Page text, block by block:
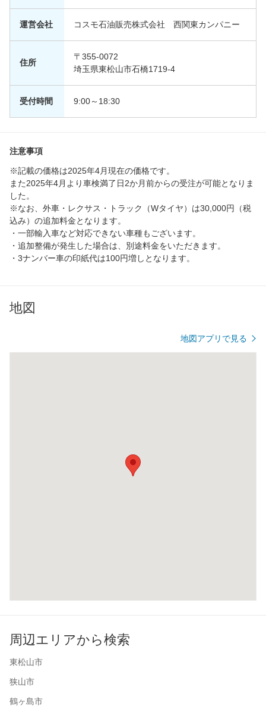
運営会社 コスモ石油販売株式会社 西関東カンパニー
住所
〒355-0072
埼玉県東松山市石橋1719-4
受付時間 9:00～18:30
注意事項
※記載の価格は2025年4月現在の価格です。
また2025年4月より車検満了日2か月前からの受注が可能となりま
した。
※なお、外車・レクサス・トラック（Wタイヤ）は30,000円（税
込み）の追加料金となります。
・一部輸入車など対応できない車種もございます。
・追加整備が発生した場合は、別途料金をいただきます。
・3ナンバー車の印紙代は100円増しとなります。
地図
地図アプリで見る
周辺エリアから検索
東松山市
狭山市
鶴ヶ島市